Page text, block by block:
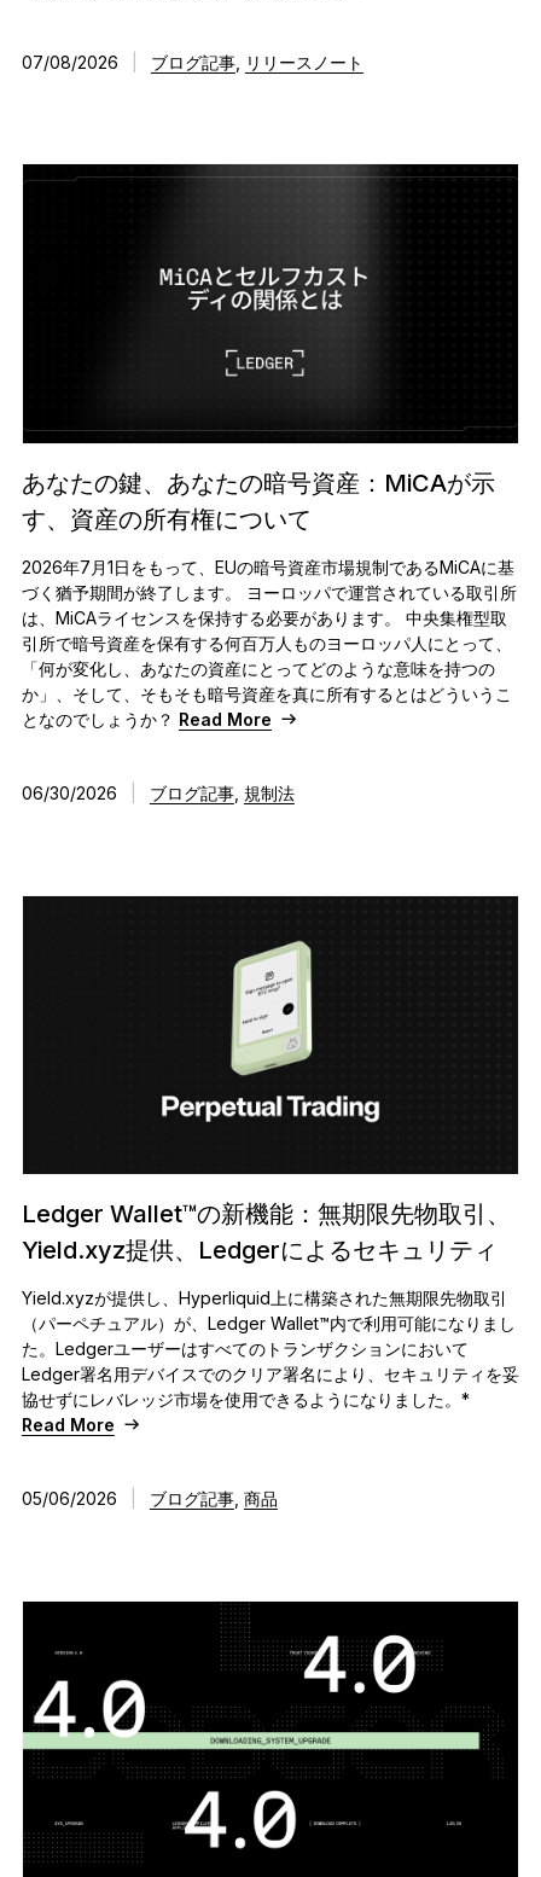
07/08/2026 ブログ記事, リリースノート
あなたの鍵、あなたの暗号資産：MiCAが示
す、資産の所有権について
2026年7月1日をもって、EUの暗号資産市場規制であるMiCAに基
づく猶予期間が終了します。 ヨーロッパで運営されている取引所
は、MiCAライセンスを保持する必要があります。 中央集権型取
引所で暗号資産を保有する何百万人ものヨーロッパ人にとって、
「何が変化し、あなたの資産にとってどのような意味を持つの
か」、そして、そもそも暗号資産を真に所有するとはどういうこ
となのでしょうか？ Read More
06/30/2026 ブログ記事, 規制法
Ledger Wallet™の新機能：無期限先物取引、
Yield.xyz提供、Ledgerによるセキュリティ
Yield.xyzが提供し、Hyperliquid上に構築された無期限先物取引
（パーペチュアル）が、Ledger Wallet™内で利用可能になりまし
た。Ledgerユーザーはすべてのトランザクションにおいて
Ledger署名用デバイスでのクリア署名により、セキュリティを妥
協せずにレバレッジ市場を使用できるようになりました。*
Read More
05/06/2026 ブログ記事, 商品